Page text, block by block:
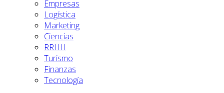
Empresas
Logística
Marketing
Ciencias
RRHH
Turismo
Finanzas
Tecnología